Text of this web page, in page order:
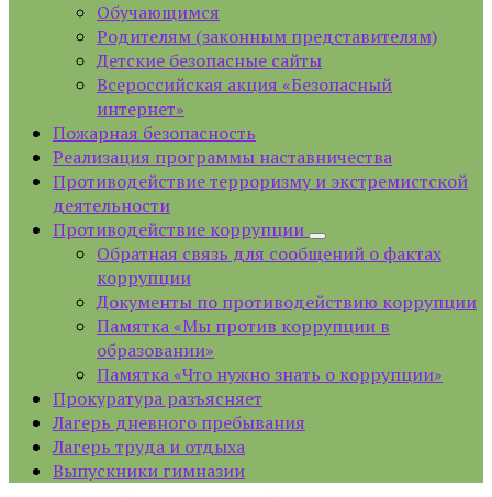
Обучающимся
Родителям (законным представителям)
Детские безопасные сайты
Всероссийская акция «Безопасный
интернет»
Пожарная безопасность
Реализация программы наставничества
Противодействие терроризму и экстремистской
деятельности
Противодействие коррупции
Обратная связь для сообщений о фактах
коррупции
Документы по противодействию коррупции
Памятка «Мы против коррупции в
образовании»
Памятка «Что нужно знать о коррупции»
Прокуратура разъясняет
Лагерь дневного пребывания
Лагерь труда и отдыха
Выпускники гимназии